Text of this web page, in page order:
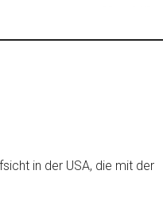
in der USA, die mit der